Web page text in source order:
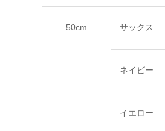
50cm サックス
ネイビー
イエロー